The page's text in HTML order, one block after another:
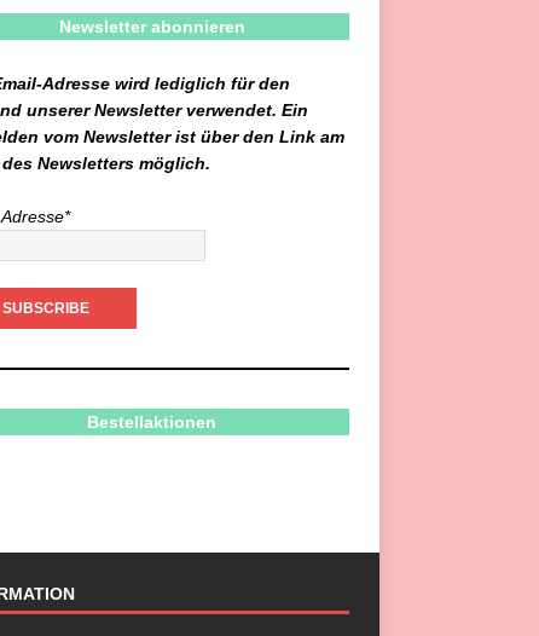
Newsletter abonnieren
Adresse wird lediglich für den
unserer Newsletter verwendet. Ein
vom Newsletter ist über den Link am
Newsletters möglich.
Bestellaktionen